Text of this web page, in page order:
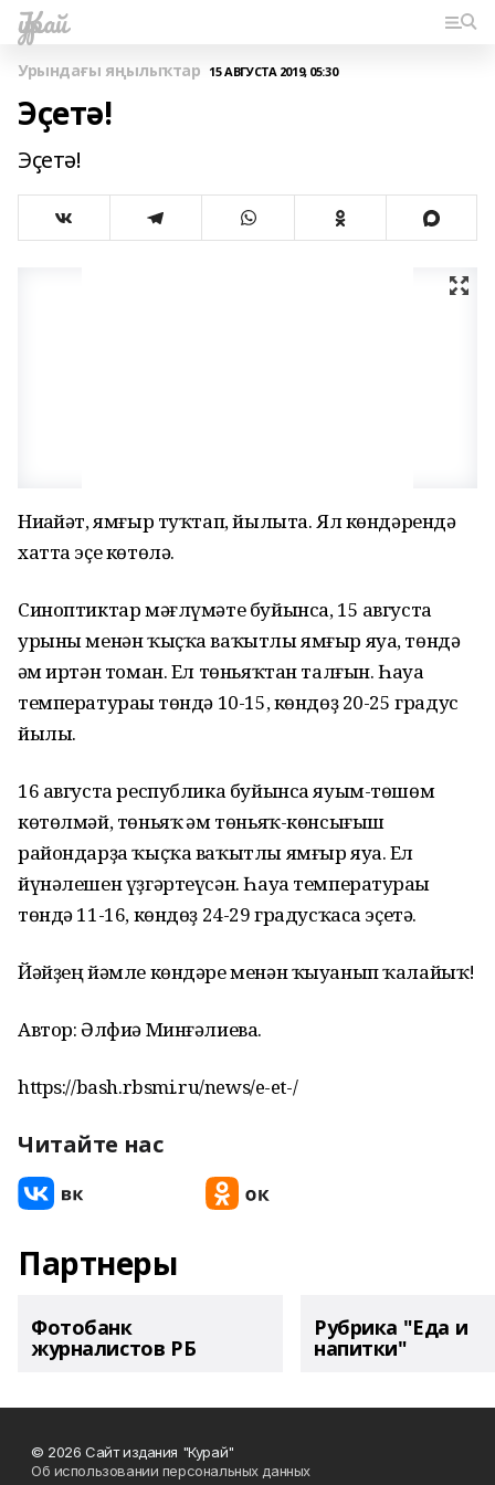
Ҡурай
Урындағы яңылыҡтар 15 АВГУСТА 2019, 05:30
Эҫетә!
Эҫетә!
Ниһайәт, ямғыр туҡтап, йылыта. Ял көндәрендә
хатта эҫе көтөлә.
Синоптиктар мәғлүмәте буйынса, 15 августа
урыны менән ҡыҫҡа ваҡытлы ямғыр яуа, төндә
һәм иртән томан. Ел төньяҡтан талғын. Һауа
температураһы төндә 10-15, көндөҙ 20-25 градус
йылы.
16 августа республика буйынса яуым-төшөм
көтөлмәй, төньяҡ һәм төньяҡ-көнсығыш
райондарҙа ҡыҫҡа ваҡытлы ямғыр яуа. Ел
йүнәлешен үҙгәртеүсән. Һауа температураһы
төндә 11-16, көндөҙ 24-29 градусҡаса эҫетә.
Йәйҙең йәмле көндәре менән ҡыуанып ҡалайыҡ!
Автор: Әлфиә Минғәлиева.
https://bash.rbsmi.ru/news/e-et-/
Читайте нас
Партнеры
Фотобанк
журналистов РБ
Рубрика "Еда и
напитки"
© 2026 Сайт издания "Курай"
Об использовании персональных данных